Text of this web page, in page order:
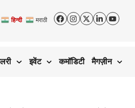
हिन्दी मराठी
इवेंट कमॉडिटी मैगज़ीन